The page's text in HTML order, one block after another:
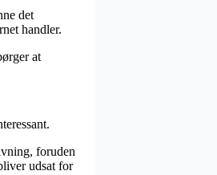
det
handler.
at
foruden
udsat for